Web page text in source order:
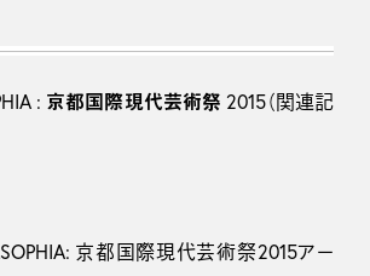
: 京都国際現代芸術祭 2015（関連記
京都国際現代芸術祭2015アー